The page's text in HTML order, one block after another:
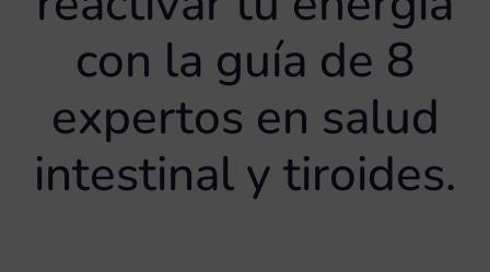
con la guía de 8
expertos en salud
intestinal y tiroides.